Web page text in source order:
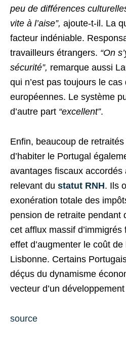
peu de différences
vite à l’aise”, ajoute-t-il. La
facteur indéniable.
travailleurs étrangers. “On
sécurité”, remarque aussi
qui n’est pas toujours le cas
européennes. Le système
d’autre part “excellent”.
Enfin, beaucoup de
d’habiter le Portugal
avantages fiscaux accordés
relevant du statut RNH. Ils
exonération totale des
pension de retraite pendant
cet afflux massif
effet d’augmenter le coût
Lisbonne. Certains
déçus du dynamisme
vecteur d’un
source